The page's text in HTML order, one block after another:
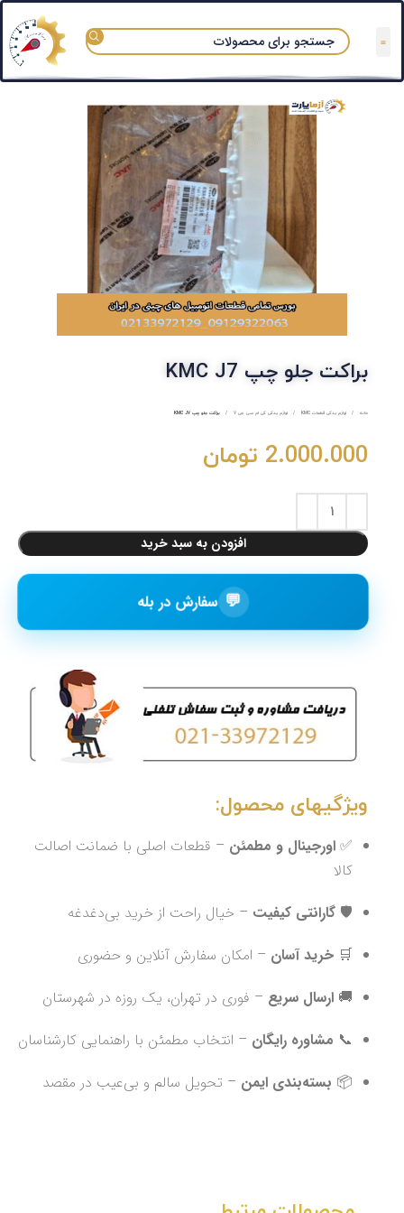
براکت جلو چپ KMC J7
خانه لوازم یدکی قطعات KMC لوازم یدکی کی ام سی جی 7 براکت جلو چپ KMC J7
2.000.000 تومان
افزودن به سبد خرید
💬 سفارش در بله
ویژگیهای محصول:
✅ اورجینال و مطمئن – قطعات اصلی با ضمانت اصالت
کالا
🛡️ گارانتی کیفیت – خیال راحت از خرید بی‌دغدغه
🛒 خرید آسان – امکان سفارش آنلاین و حضوری
🚚 ارسال سریع – فوری در تهران، یک‌ روزه در شهرستان
📞 مشاوره رایگان – انتخاب مطمئن با راهنمایی کارشناسان
📦 بسته‌بندی ایمن – تحویل سالم و بی‌عیب در مقصد